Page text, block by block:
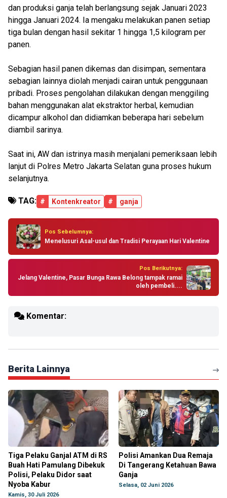
dan produksi ganja telah berlangsung sejak Januari 2023
hingga Januari 2024. Ia mengaku melakukan panen setiap
tiga bulan dengan hasil sekitar 1 hingga 1,5 kilogram per
panen.
Sebagian hasil panen dikemas dan disimpan, sementara
sebagian lainnya diolah menjadi cairan untuk penggunaan
pribadi. Proses pengolahan dilakukan dengan menggiling
bahan menggunakan alat ekstraktor herbal, kemudian
dicampur alkohol dan didiamkan beberapa hari sebelum
diambil sarinya.
Saat ini, AW dan istrinya masih menjalani pemeriksaan lebih
lanjut di Polres Metro Jakarta Selatan guna proses hukum
selanjutnya.
TAG: # Kontenkreator # ganja
Pos Sebelumnya:
Menelusuri Asal-usul dan Tradisi Perayaan Hari Valentine
Pos Berikutnya:
Jelang Valentine, Pasar Bunga Rawa Belong tampak ramai
oleh pembeli....
Komentar:
Berita Lainnya
Tiga Pelaku Ganjal ATM di RS
Buah Hati Pamulang Dibekuk
Polisi, Pelaku Didor saat
Nyoba Kabur
Kamis, 30 Juli 2026
Polisi Amankan Dua Remaja
Di Tangerang Ketahuan Bawa
Ganja
Selasa, 02 Juni 2026